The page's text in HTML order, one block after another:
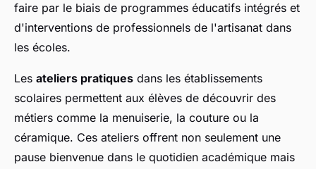
faire par le biais de programmes éducatifs intégrés et
d'interventions de professionnels de l'artisanat dans
les écoles.
Les ateliers pratiques dans les établissements
scolaires permettent aux élèves de découvrir des
métiers comme la menuiserie, la couture ou la
céramique. Ces ateliers offrent non seulement une
pause bienvenue dans le quotidien académique mais